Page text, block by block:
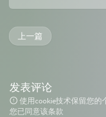
上一篇
发表评论
使用cookie技术保留您
您已同意该条款